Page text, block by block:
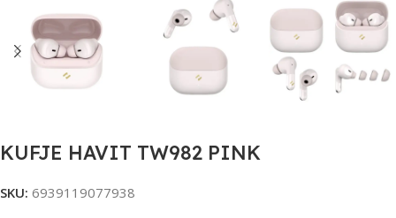
KUFJE HAVIT TW982 PINK
SKU: 6939119077938